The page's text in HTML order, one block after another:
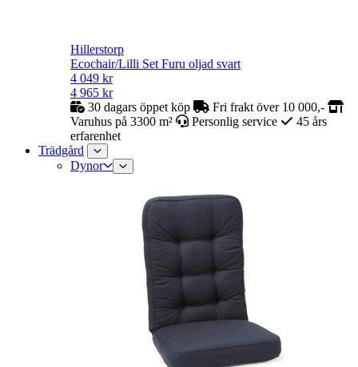
Hillerstorp
Ecochair/Lilli Set Furu oljad svart
4 049 kr
4 965 kr
30 dagars öppet köp
Fri frakt över 10 000,-
Varuhus på 3300 m²
Personlig service
45 års
erfarenhet
Trädgård
Dynor